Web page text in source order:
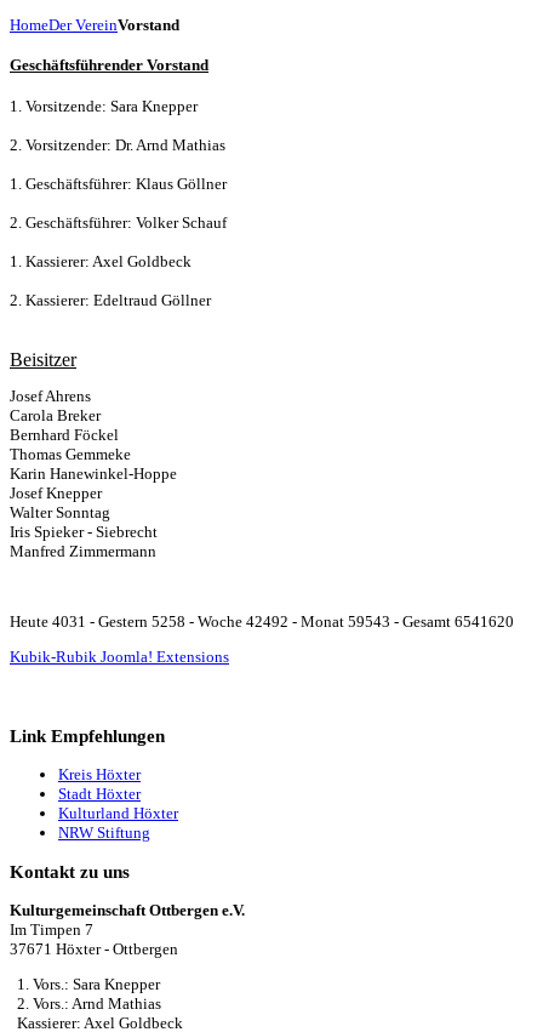
HomeDer VereinVorstand
Geschäftsführender Vorstand
1. Vorsitzende: Sara Knepper
2. Vorsitzender: Dr. Arnd Mathias
1. Geschäftsführer: Klaus Göllner
2. Geschäftsführer: Volker Schauf
1. Kassierer: Axel Goldbeck
2. Kassierer: Edeltraud Göllner
Beisitzer
Josef Ahrens
Carola Breker
Bernhard Föckel
Thomas Gemmeke
Karin Hanewinkel-Hoppe
Josef Knepper
Walter Sonntag
Iris Spieker - Siebrecht
Manfred Zimmermann
Heute 4031 - Gestern 5258 - Woche 42492 - Monat 59543 - Gesamt 6541620
Kubik-Rubik Joomla! Extensions
Link Empfehlungen
Kreis Höxter
Stadt Höxter
Kulturland Höxter
NRW Stiftung
Kontakt zu uns
Kulturgemeinschaft Ottbergen e.V.
Im Timpen 7
37671 Höxter - Ottbergen
1. Vors.: Sara Knepper
2. Vors.: Arnd Mathias
Kassierer: Axel Goldbeck